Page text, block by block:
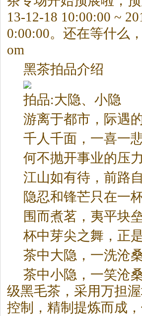
13-12-18 10:00:00 ~
0:00:00。还在等什么
om
黑茶拍品介绍
拍品:大隐、小隐
游离于都市，际遇
千人千面，一喜
何不抛开事业的压
江山如有待，前路
隐忍和锋芒只在一
围而煮茗，夷平块
杯中芽尖之舞，正
茶中大隐，一洗沧桑
茶中小隐，一笑沧
级黑毛茶，采用万担
控制，精制提炼而成